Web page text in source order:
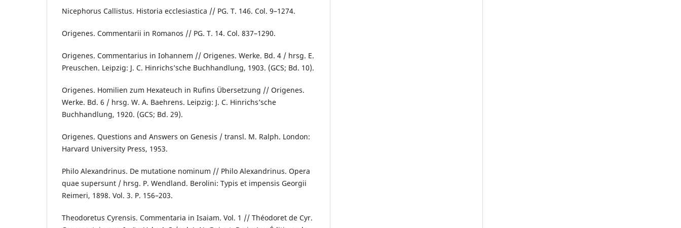
Nicephorus Callistus. Historia ecclesiastica // PG. T. 146. Col. 9–1274.
Origenes. Commentarii in Romanos // PG. T. 14. Col. 837–1290.
Origenes. Commentarius in Iohannem // Origenes. Werke. Bd. 4 / hrsg. E.
Preuschen. Leipzig: J. C. Hinrichsʼsche Buchhandlung, 1903. (GCS; Bd. 10).
Origenes. Homilien zum Hexateuch in Rufins Übersetzung // Origenes.
Werke. Bd. 6 / hrsg. W. A. Baehrens. Leipzig: J. C. Hinrichsʼsche
Buchhandlung, 1920. (GCS; Bd. 29).
Origenes. Questions and Answers on Genesis / transl. M. Ralph. London:
Harvard University Press, 1953.
Philo Alexandrinus. De mutatione nominum // Philo Alexandrinus. Opera
quae supersunt / hrsg. P. Wendland. Berolini: Typis et impensis Georgii
Reimeri, 1898. Vol. 3. P. 156–203.
Theodoretus Cyrensis. Commentaria in Isaiam. Vol. 1 // Théodoret de Cyr.